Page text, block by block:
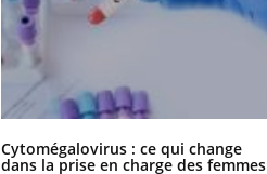
Cytomégalovirus : ce qui change
dans la prise en charge des femmes